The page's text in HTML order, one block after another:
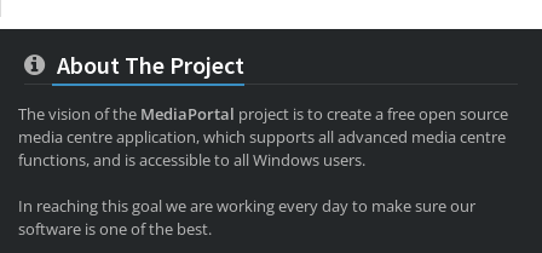
About The Project
The vision of the MediaPortal project is to create a free open source
media centre application, which supports all advanced media centre
functions, and is accessible to all Windows users.
In reaching this goal we are working every day to make sure our
software is one of the best.